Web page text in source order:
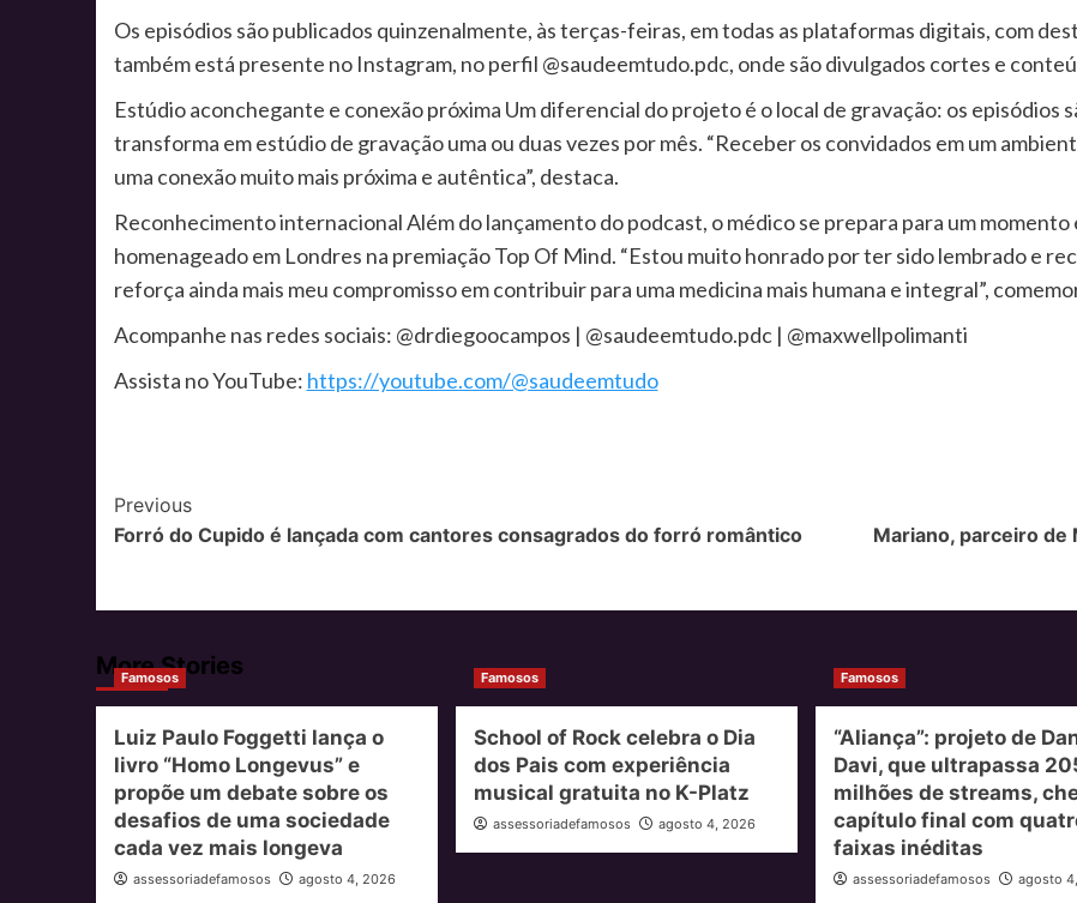
Os episódios são publicados quinzenalmente, às terças-feiras, em todas as plataformas digitais, com
também está presente no Instagram, no perfil @saudeemtudo.pdc, onde são divulgados cortes e
Estúdio aconchegante e conexão próxima Um diferencial do projeto é o local de gravação: os episódios
transforma em estúdio de gravação uma ou duas vezes por mês. “Receber os convidados em um
uma conexão muito mais próxima e autêntica”, destaca.
Reconhecimento internacional Além do lançamento do podcast, o médico se prepara para um
homenageado em Londres na premiação Top Of Mind. “Estou muito honrado por ter sido lembrado e
reforça ainda mais meu compromisso em contribuir para uma medicina mais humana e integral”,
Acompanhe nas redes sociais: @drdiegoocampos | @saudeemtudo.pdc | @maxwellpolimanti
Assista no YouTube: https://youtube.com/@saudeemtudo
Post
Navigation
Previous
Forró do Cupido é lançada com cantores consagrados do forró romântico
Mariano, parceiro de
More Stories
Famosos
Luiz Paulo Foggetti lança o
livro “Homo Longevus” e
propõe um debate sobre os
desafios de uma sociedade
cada vez mais longeva
assessoriadefamosos agosto 4, 2026
Famosos
School of Rock celebra o Dia
dos Pais com experiência
musical gratuita no K-Platz
assessoriadefamosos agosto 4, 2026
Famosos
“Aliança”: projeto de
Davi, que ultrapassa
milhões de streams,
capítulo final com
faixas inéditas
assessoriadefamosos agosto